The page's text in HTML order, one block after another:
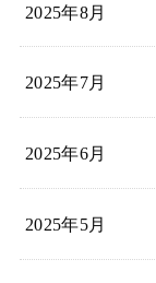
2025年8月
2025年7月
2025年6月
2025年5月